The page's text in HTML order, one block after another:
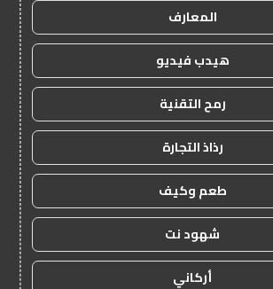
المعارف
هيدب فيديو
رمح التقنية
رذاذ التجارة
طعم وكيف
شهود نت
أركاني